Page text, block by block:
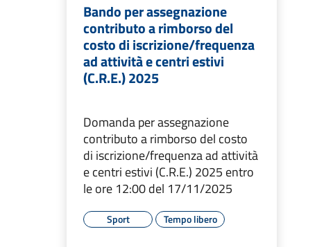
Bando per assegnazione
contributo a rimborso del
costo di iscrizione/frequenza
ad attività e centri estivi
(C.R.E.) 2025
Domanda per assegnazione
contributo a rimborso del costo
di iscrizione/frequenza ad attività
e centri estivi (C.R.E.) 2025 entro
le ore 12:00 del 17/11/2025
Sport Tempo libero